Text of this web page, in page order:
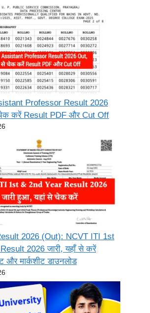
Professor Result 2026
करें Result PDF और Cut Off
2026 (Out): NCVT ITI 1st
2026 जारी, यहाँ से करें
और मार्कशीट डाउनलोड